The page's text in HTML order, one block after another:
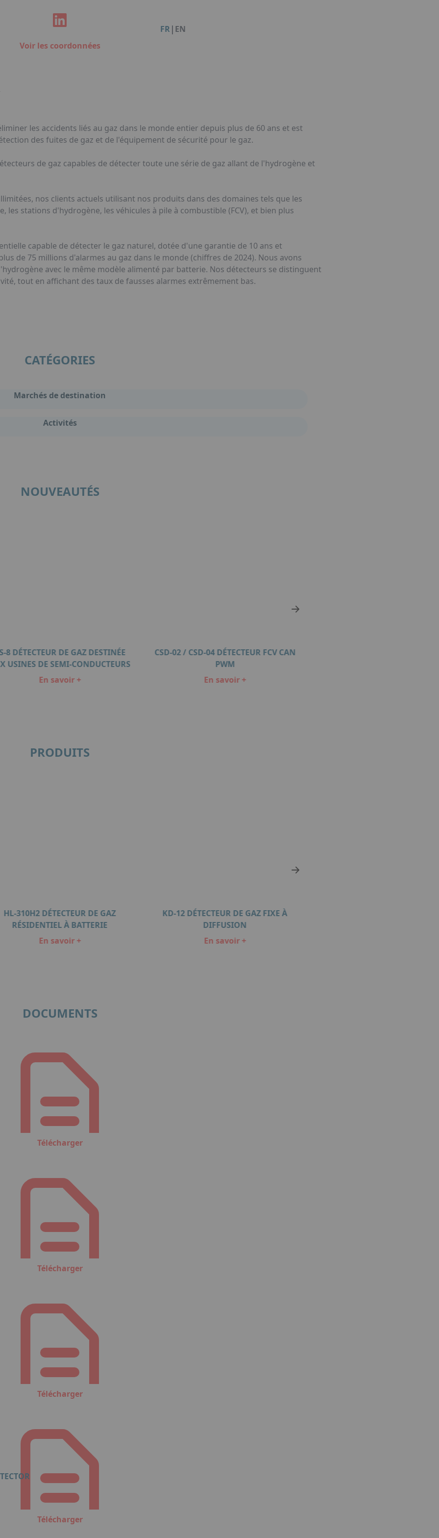
Qui sommes-nous ?
Accéder au complexe
Politique RSE
FR | EN
Voir les coordonnées
les accidents liés au gaz dans le monde entier depuis plus de 60 ans et est
des fuites de gaz et de l'équipement de sécurité pour le gaz.
de gaz capables de détecter toute une série de gaz allant de l'hydrogène et
nos clients actuels utilisant nos produits dans des domaines tels que les
stations d'hydrogène, les véhicules à pile à combustible (FCV), et bien plus
capable de détecter le gaz naturel, dotée d'une garantie de 10 ans et
de 75 millions d'alarmes au gaz dans le monde (chiffres de 2024). Nous avons
avec le même modèle alimenté par batterie. Nos détecteurs se distinguent
tout en affichant des taux de fausses alarmes extrêmement bas.
CATÉGORIES
Marchés de destination
Activités
NOUVEAUTÉS
8 DÉTECTEUR DE GAZ DESTINÉE
USINES DE SEMI-CONDUCTEURS
En savoir +
CSD-02 / CSD-04 DÉTECTEUR FCV CAN
PWM
En savoir +
PRODUITS
HL-310H2 DÉTECTEUR DE GAZ
RÉSIDENTIEL À BATTERIE
En savoir +
KD-12 DÉTECTEUR DE GAZ FIXE À
DIFFUSION
En savoir +
DOCUMENTS
Télécharger
Télécharger
Télécharger
Télécharger